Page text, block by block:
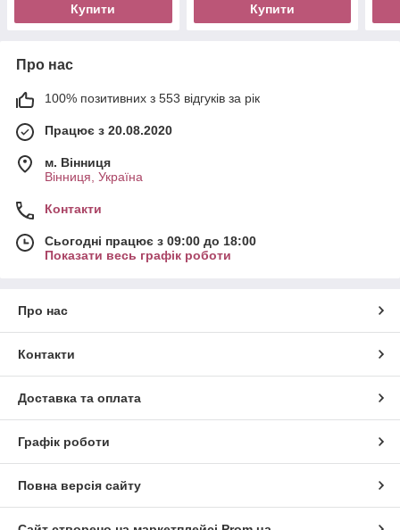
Купити Купити
Про нас
100% позитивних з 553 відгуків за рік
Працює з 20.08.2020
м. Вінниця
Вінниця, Україна
Контакти
Сьогодні працює з 09:00 до 18:00
Показати весь графік роботи
Про нас
Контакти
Доставка та оплата
Графік роботи
Повна версія сайту